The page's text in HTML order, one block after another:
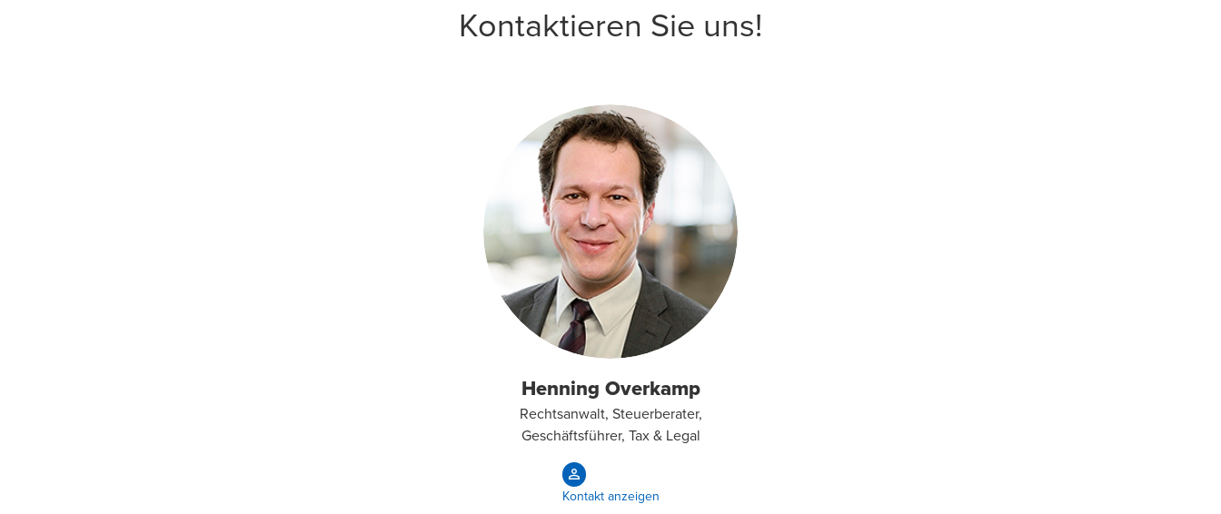
Kontaktieren Sie uns!
Henning Overkamp
Rechtsanwalt, Steuerberater,
Geschäftsführer, Tax & Legal
Kontakt anzeigen